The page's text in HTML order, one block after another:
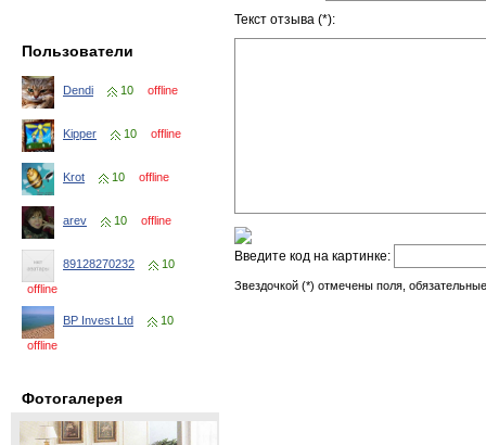
Пользователи
Dendi 10 offline
Kipper 10 offline
Krot 10 offline
arev 10 offline
89128270232
10
offline
BP Invest Ltd
10
offline
Фотогалерея
Текст отзыва (*):
Введите код на картинке:
Звездочкой (*) отмечены поля,